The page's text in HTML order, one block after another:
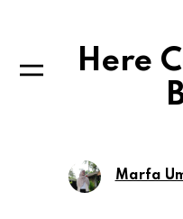
Here
Marfa